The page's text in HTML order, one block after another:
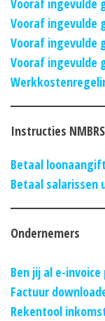
Vooraf ingevulde
Vooraf ingevulde
Vooraf ingevulde
Vooraf ingevulde
Instructies NMBRS
Betaal
Betaal salarissen
Ondernemers
Ben jij al e-
Factuur
Rekentool